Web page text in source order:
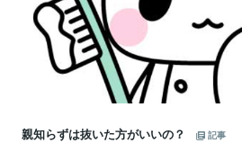
親知らずは抜いた方がいいの？
記事